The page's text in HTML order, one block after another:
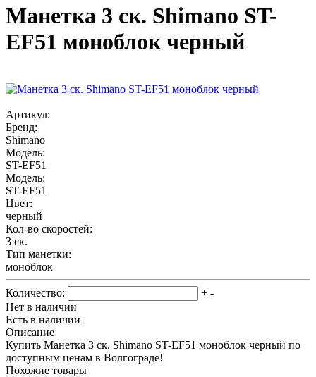
Манетка 3 ск. Shimano ST-
EF51 моноблок черный
Артикул:
Бренд:
Shimano
Модель:
ST-EF51
Модель:
ST-EF51
Цвет:
черный
Кол-во скоростей:
3 ск.
Тип манетки:
моноблок
Количество: + -
Нет в наличии
Есть в наличии
Описание
Купить Манетка 3 ск. Shimano ST-EF51 моноблок черный по
доступным ценам в Волгограде!
Похожие товары